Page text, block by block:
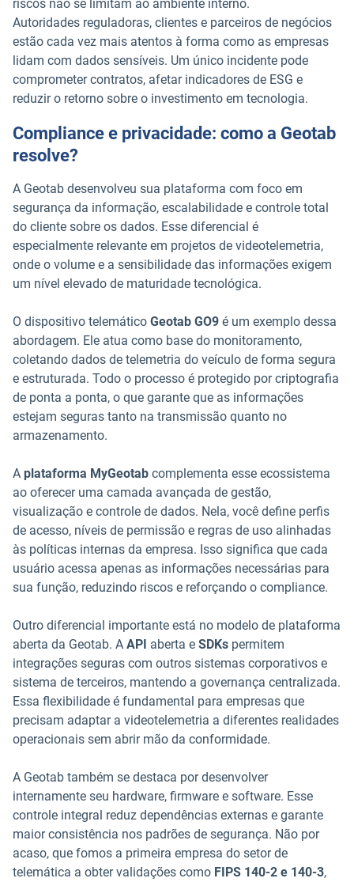
riscos não se limitam ao ambiente interno.
Autoridades reguladoras, clientes e parceiros de negócios
estão cada vez mais atentos à forma como as empresas
lidam com dados sensíveis. Um único incidente pode
comprometer contratos, afetar indicadores de ESG e
reduzir o retorno sobre o investimento em tecnologia.
Compliance e privacidade: como a Geotab
resolve?
A Geotab desenvolveu sua plataforma com foco em
segurança da informação, escalabilidade e controle total
do cliente sobre os dados. Esse diferencial é
especialmente relevante em projetos de videotelemetria,
onde o volume e a sensibilidade das informações exigem
um nível elevado de maturidade tecnológica.
O dispositivo telemático Geotab GO9 é um exemplo dessa
abordagem. Ele atua como base do monitoramento,
coletando dados de telemetria do veículo de forma segura
e estruturada. Todo o processo é protegido por criptografia
de ponta a ponta, o que garante que as informações
estejam seguras tanto na transmissão quanto no
armazenamento.
A plataforma MyGeotab complementa esse ecossistema
ao oferecer uma camada avançada de gestão,
visualização e controle de dados. Nela, você define perfis
de acesso, níveis de permissão e regras de uso alinhadas
às políticas internas da empresa. Isso significa que cada
usuário acessa apenas as informações necessárias para
sua função, reduzindo riscos e reforçando o compliance.
Outro diferencial importante está no modelo de plataforma
aberta da Geotab. A API aberta e SDKs permitem
integrações seguras com outros sistemas corporativos e
sistema de terceiros, mantendo a governança centralizada.
Essa flexibilidade é fundamental para empresas que
precisam adaptar a videotelemetria a diferentes realidades
operacionais sem abrir mão da conformidade.
A Geotab também se destaca por desenvolver
internamente seu hardware, firmware e software. Esse
controle integral reduz dependências externas e garante
maior consistência nos padrões de segurança. Não por
acaso, que fomos a primeira empresa do setor de
telemática a obter validações como FIPS 140-2 e 140-3,